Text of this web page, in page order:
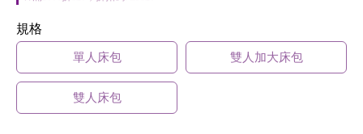
規格
單人床包 雙人加大床包
雙人床包